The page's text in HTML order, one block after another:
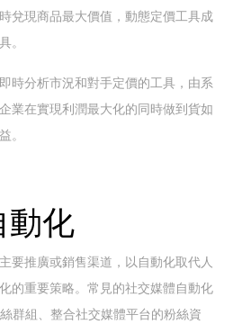
兌現商品最大價值，動態定價工具成
。
時分析市況和對手定價的工具，由系
業在實現利潤最大化的同時做到貨如
。
動化
要推廣或銷售渠道，以自動化取代人
的重要策略。常見的社交媒體自動化
群組、整合社交媒體平台的粉絲資